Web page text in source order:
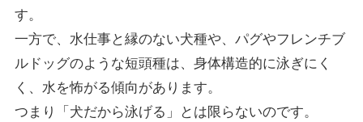
す。
一方で、水仕事と縁のない犬種や、パグやフレンチブ
ルドッグのような短頭種は、身体構造的に泳ぎにく
く、水を怖がる傾向があります。
つまり「犬だから泳げる」とは限らないのです。